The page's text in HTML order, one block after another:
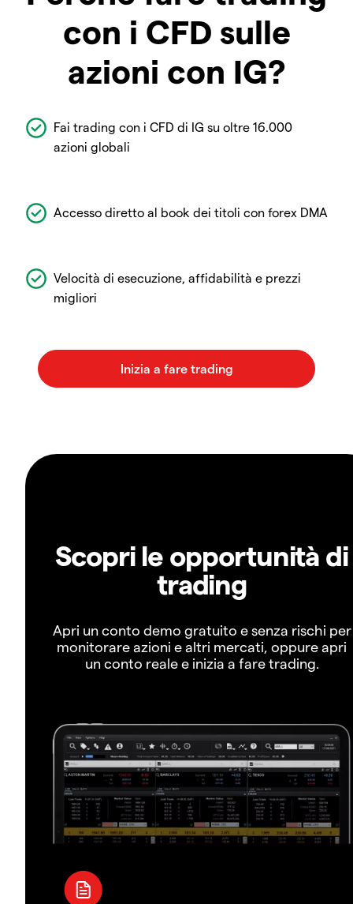
con i CFD sulle
azioni con IG?
Fai trading con i CFD di IG su oltre 16.000
azioni globali
Accesso diretto al book dei titoli con forex DMA
Velocità di esecuzione, affidabilità e prezzi
migliori
Scopri le opportunità di
trading
Apri un conto demo gratuito e senza rischi per
monitorare azioni e altri mercati, oppure apri
un conto reale e inizia a fare trading.